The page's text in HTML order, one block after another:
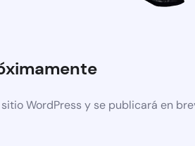
WordPress y se publicará en